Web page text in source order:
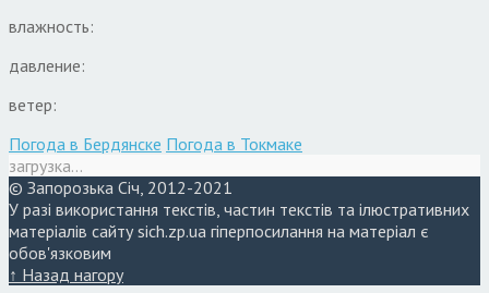
влажность:
давление:
ветер:
Погода в Бердянске Погода в Токмаке
загрузка...
© Запорозька Січ, 2012-2021
У разі використання текстів, частин текстів та ілюстративних
матеріалів сайту sich.zp.ua гіперпосилання на матеріал є
обов'язковим
↑ Назад нагору